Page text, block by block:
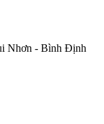
Nhơn - Bình Định